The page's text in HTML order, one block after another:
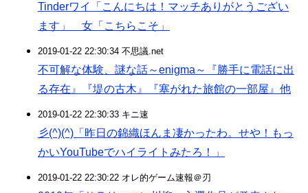
Tinderワイ「こんにちは！マッチありがとうござい
ます」 女「こちらこそ」
2019-01-22 22:30:34 不思議.net
不可解な体験、謎な話～enigma～『勝手に電話に出
る存在』『堤の古木』『塞がれた旅館の一部屋』他
2019-01-22 22:30:33 キニ速
彡(^)(^)「昨日の錦織ほんま凄かったわ。せや！もっ
かいYouTubeでハイライトみたろ！」
2019-01-22 22:30:22 オレ的ゲーム速報＠刃